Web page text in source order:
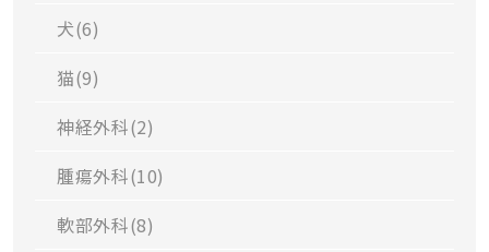
犬(6)
猫(9)
神経外科(2)
腫瘍外科(10)
軟部外科(8)